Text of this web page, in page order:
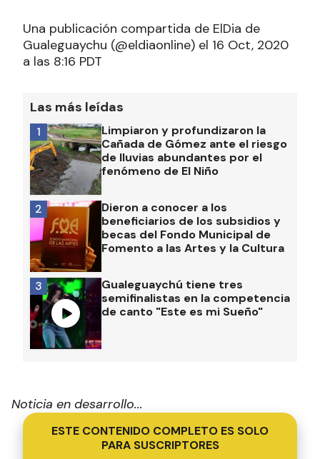
Una publicación compartida de ElDia de
Gualeguaychu (@eldiaonline) el 16 Oct, 2020
a las 8:16 PDT
Las más leídas
Limpiaron y profundizaron la
Cañada de Gómez ante el riesgo
de lluvias abundantes por el
fenómeno de El Niño
1
Dieron a conocer a los
beneficiarios de los subsidios y
becas del Fondo Municipal de
Fomento a las Artes y la Cultura
2
Gualeguaychú tiene tres
semifinalistas en la competencia
de canto "Este es mi Sueño"
3
Noticia en desarrollo...
ESTE CONTENIDO COMPLETO ES SOLO
PARA SUSCRIPTORES